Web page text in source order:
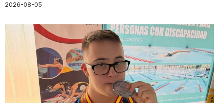
2026-08-05